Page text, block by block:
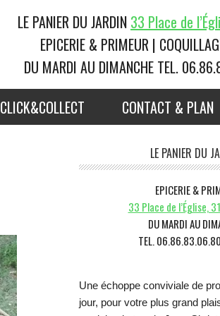
LE PANIER DU JARDIN 33 Place de
EPICERIE & PRIMEUR |
DU MARDI AU DIMANCHE TEL.
CLICK&COLLECT CONTACT & PLAN
latérale
LE PANIER DU
EPICERIE &
33 Place de l’Église,
DU MARDI AU
TEL.
Une échoppe conviviale de
jour, pour votre plus grand